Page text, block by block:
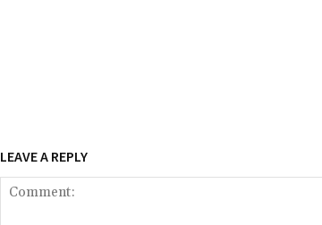
LEAVE A REPLY